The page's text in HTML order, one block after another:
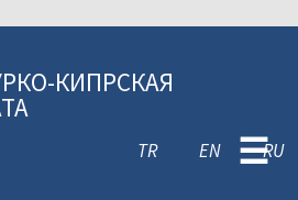
КИПРСКАЯ
TR EN RU
☰